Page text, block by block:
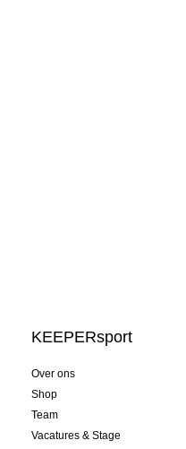
KEEPERsport
Over ons
Shop
Team
Vacatures & Stage